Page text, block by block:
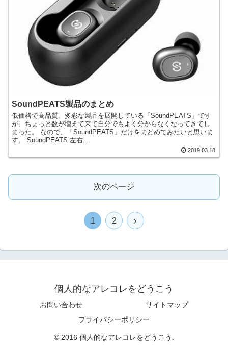
SoundPEATS製品のまとめ
低価格で高品質、多彩な製品を展開している「SoundPEATS」です
が、ちょっと数が増えて来て自分でもよく分からなくなってきてし
まった。 なので、「SoundPEATS」だけをまとめてみたいと思いま
す。 SoundPEATS 左右...
2019.03.18
次のページ
1 2
個人的なアレコレをどうこう
お問い合わせ
サイトマップ
プライバシーポリシー
© 2016 個人的なアレコレをどうこう.